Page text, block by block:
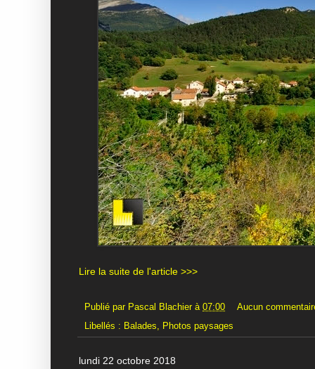
Lire la suite de l'article >>>
Publié par Pascal Blachier à 07:00
Aucun
Libellés : Balades Photos paysages
lundi 22 octobre 2018